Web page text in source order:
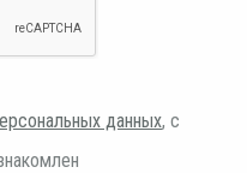
данных, с